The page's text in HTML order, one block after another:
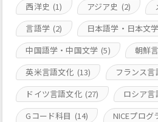
西洋史 (1) アジア史 (2)
言語学 (2) 日本語学・日本文学
中国語学・中国文学 (5) 朝鮮
英米言語文化 (13) フランス
ドイツ言語文化 (27) ロシア言
Gコード科目 (14) NICEプログ